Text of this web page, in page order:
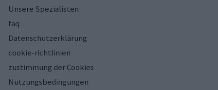
Unsere Spezialisten
faq
Datenschutzerklärung
cookie-richtlinien
zustimmung der Cookies
Nutzungsbedingungen